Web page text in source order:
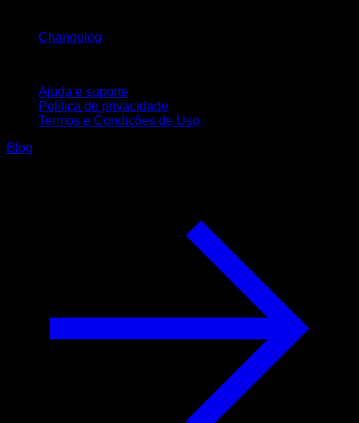
Changelog
Ajuda e suporte
Política de privacidade
Termos e Condições de Uso
Blog